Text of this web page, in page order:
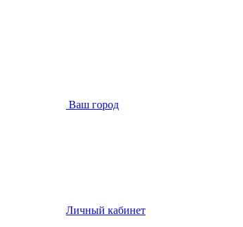
Ваш город
Личный кабинет